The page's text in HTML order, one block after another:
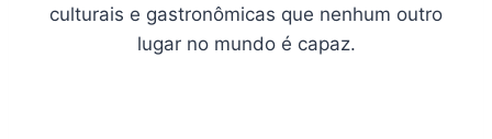
culturais e gastronômicas que nenhum outro
lugar no mundo é capaz.